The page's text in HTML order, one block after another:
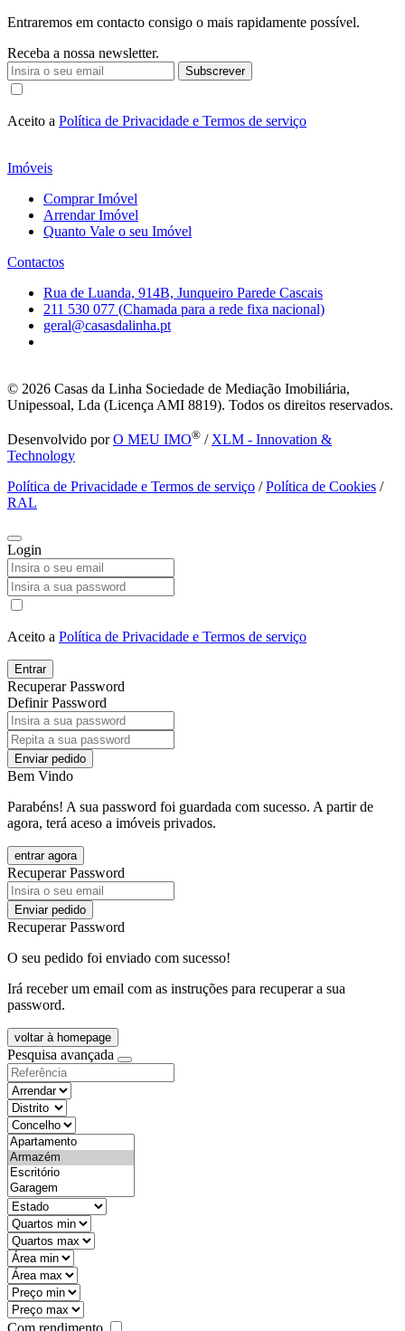
Entraremos em contacto consigo o mais rapidamente possível.
Receba a nossa newsletter.
Subscrever
Aceito a Política de Privacidade e Termos de serviço
Imóveis
Comprar Imóvel
Arrendar Imóvel
Quanto Vale o seu Imóvel
Contactos
Rua de Luanda, 914B, Junqueiro Parede Cascais
211 530 077 (Chamada para a rede fixa nacional)
geral@casasdalinha.pt
© 2026 Casas da Linha Sociedade de Mediação Imobiliária,
Unipessoal, Lda (Licença AMI 8819). Todos os direitos reservados.
Desenvolvido porO MEU IMO® / XLM - Innovation &
Technology
Política de Privacidade e Termos de serviço /Política de Cookies /
RAL
Login
Aceito a Política de Privacidade e Termos de serviço
Entrar
Recuperar Password
Definir Password
Enviar pedido
Bem Vindo
Parabéns! A sua password foi guardada com sucesso. A partir de
agora, terá aceso a imóveis privados.
entrar agora
Recuperar Password
Enviar pedido
Recuperar Password
O seu pedido foi enviado com sucesso!
Irá receber um email com as instruções para recuperar a sua
password.
voltar à homepage
Pesquisa avançada
objective
districtId
countyId
types
state
mintypo
maxtypo
minarea
maxarea
minprice
maxprice
Com rendimento